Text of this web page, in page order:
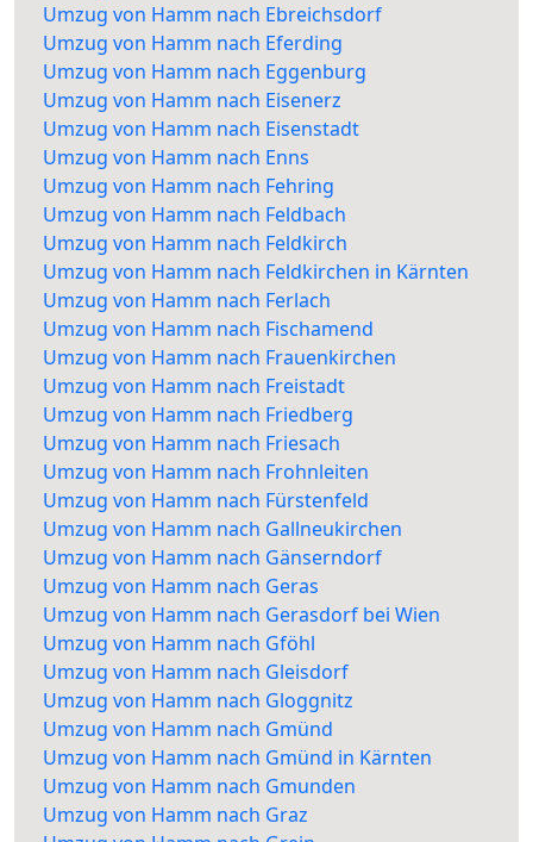
Umzug von Hamm nach Ebreichsdorf
Umzug von Hamm nach Eferding
Umzug von Hamm nach Eggenburg
Umzug von Hamm nach Eisenerz
Umzug von Hamm nach Eisenstadt
Umzug von Hamm nach Enns
Umzug von Hamm nach Fehring
Umzug von Hamm nach Feldbach
Umzug von Hamm nach Feldkirch
Umzug von Hamm nach Feldkirchen in Kärnten
Umzug von Hamm nach Ferlach
Umzug von Hamm nach Fischamend
Umzug von Hamm nach Frauenkirchen
Umzug von Hamm nach Freistadt
Umzug von Hamm nach Friedberg
Umzug von Hamm nach Friesach
Umzug von Hamm nach Frohnleiten
Umzug von Hamm nach Fürstenfeld
Umzug von Hamm nach Gallneukirchen
Umzug von Hamm nach Gänserndorf
Umzug von Hamm nach Geras
Umzug von Hamm nach Gerasdorf bei Wien
Umzug von Hamm nach Gföhl
Umzug von Hamm nach Gleisdorf
Umzug von Hamm nach Gloggnitz
Umzug von Hamm nach Gmünd
Umzug von Hamm nach Gmünd in Kärnten
Umzug von Hamm nach Gmunden
Umzug von Hamm nach Graz